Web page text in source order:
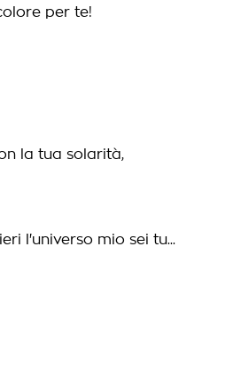
per te!
la tua solarità,
l'universo mio sei tu...